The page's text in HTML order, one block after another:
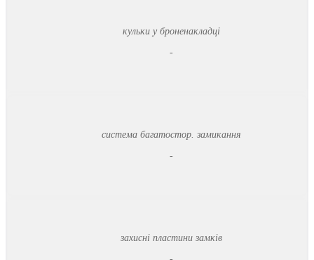
кульки у броненакладці
-
система багатостор. замикання
-
захисні пластини замків